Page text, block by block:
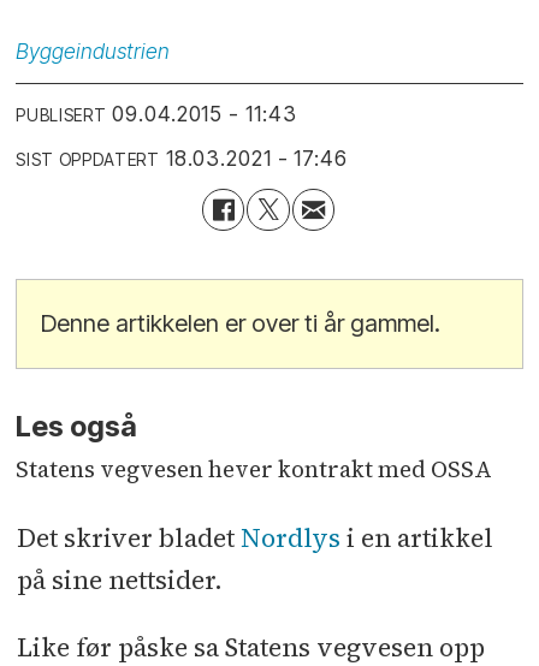
Byggeindustrien
PUBLISERT 09.04.2015 - 11:43
SIST OPPDATERT 18.03.2021 - 17:46
Denne artikkelen er over ti år gammel.
Les også
Statens vegvesen hever kontrakt med OSSA
Det skriver bladetNordlys i en artikkel
på sine nettsider.
Like før påske sa Statens vegvesen opp